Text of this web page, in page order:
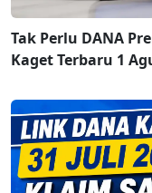
Tak Perlu DANA
Kaget Terbaru 1